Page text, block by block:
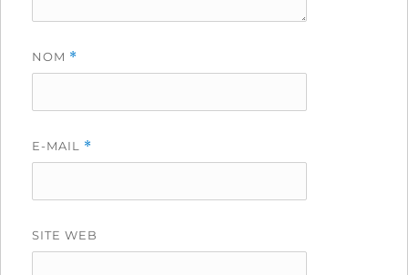
NOM *
E-MAIL *
SITE WEB